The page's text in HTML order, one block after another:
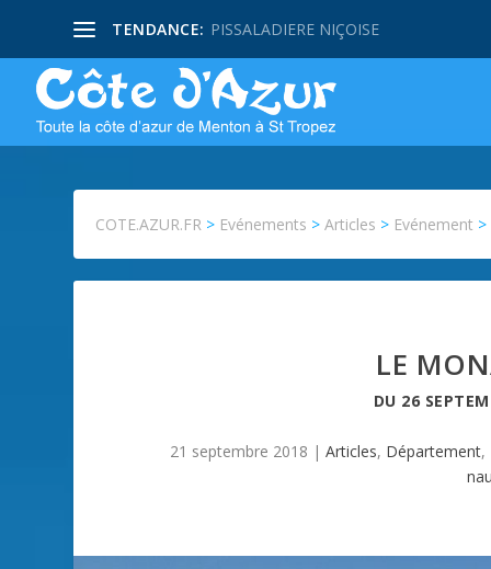
TENDANCE: PISSALADIERE NIÇOISE
COTE.AZUR.FR > Evénements >Articles > Evénement >
LE
DU 26
21 septembre 2018 | Articles, Département,